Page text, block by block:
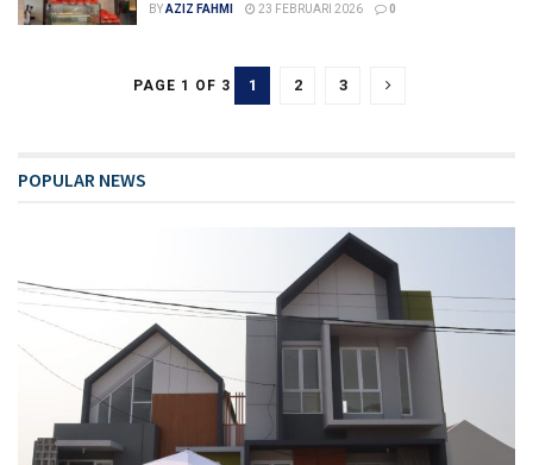
BYAZIZ FAHMI 23 FEBRUARI 2026 0
PAGE 1 OF 3 1 2 3
POPULAR NEWS